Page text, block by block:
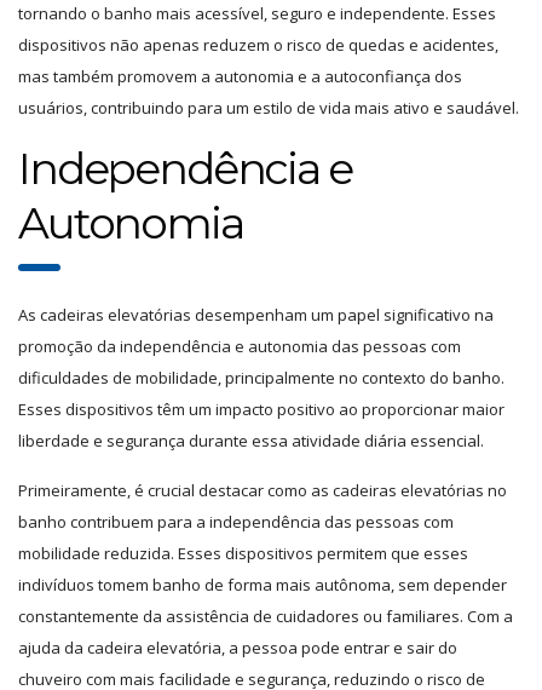
tornando o banho mais acessível, seguro e independente. Esses
dispositivos não apenas reduzem o risco de quedas e acidentes,
mas também promovem a autonomia e a autoconfiança dos
usuários, contribuindo para um estilo de vida mais ativo e saudável.
Independência e
Autonomia
As cadeiras elevatórias desempenham um papel significativo na
promoção da independência e autonomia das pessoas com
dificuldades de mobilidade, principalmente no contexto do banho.
Esses dispositivos têm um impacto positivo ao proporcionar maior
liberdade e segurança durante essa atividade diária essencial.
Primeiramente, é crucial destacar como as cadeiras elevatórias no
banho contribuem para a independência das pessoas com
mobilidade reduzida. Esses dispositivos permitem que esses
indivíduos tomem banho de forma mais autônoma, sem depender
constantemente da assistência de cuidadores ou familiares. Com a
ajuda da cadeira elevatória, a pessoa pode entrar e sair do
chuveiro com mais facilidade e segurança, reduzindo o risco de